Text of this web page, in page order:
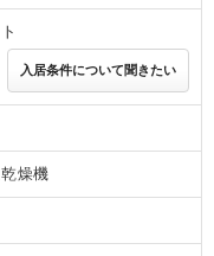
入居条件について聞きたい
燥機